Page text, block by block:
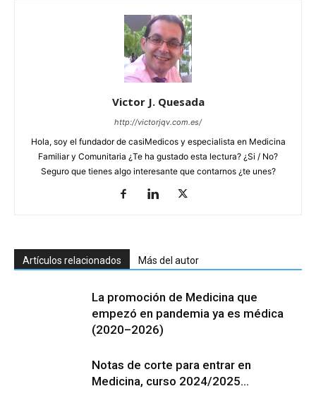
Victor J. Quesada
http://victorjqv.com.es/
Hola, soy el fundador de casiMedicos y especialista en Medicina
Familiar y Comunitaria ¿Te ha gustado esta lectura? ¿Si / No?
Seguro que tienes algo interesante que contarnos ¿te unes?
Artículos relacionados Más del autor
La promoción de Medicina que
empezó en pandemia ya es médica
(2020–2026)
Notas de corte para entrar en
Medicina, curso 2024/2025…